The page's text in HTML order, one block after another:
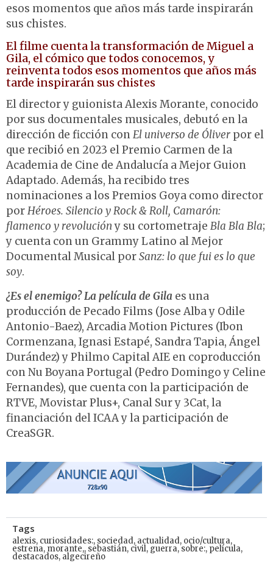
esos momentos que años más tarde inspirarán
sus chistes.
El filme cuenta la transformación de Miguel a
Gila, el cómico que todos conocemos, y
reinventa todos esos momentos que años más
tarde inspirarán sus chistes
El director y guionista Alexis Morante, conocido
por sus documentales musicales, debutó en la
dirección de ficción conEl universo de Óliver por el
que recibió en 2023 el Premio Carmen de la
Academia de Cine de Andalucía a Mejor Guion
Adaptado. Además, ha recibido tres
nominaciones a los Premios Goya como director
porHéroes. Silencio y Rock & Roll, Camarón:
flamenco y revolucióny su cortometraje Bla Bla Bla;
y cuenta con un Grammy Latino al Mejor
Documental Musical porSanz: lo que fui es lo que
soy.
¿Es el enemigo? La película de Gila es una
producción de Pecado Films (Jose Alba y Odile
Antonio-Baez), Arcadia Motion Pictures (Ibon
Cormenzana, Ignasi Estapé, Sandra Tapia, Ángel
Durández) y Philmo Capital AIE en coproducción
con Nu Boyana Portugal (Pedro Domingo y Celine
Fernandes), que cuenta con la participación de
RTVE, Movistar Plus+, Canal Sur y 3Cat, la
financiación del ICAA y la participación de
CreaSGR.
Tags
alexis, curiosidades:, sociedad, actualidad, ocio/cultura,
estrena, morante,, sebastián, civil, guerra,sobre:, película,
destacados, algecireño